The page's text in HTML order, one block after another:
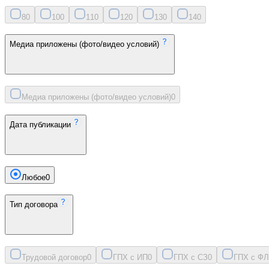
80 100 11 0 120 130 140
Медиа приложены (фото/видео условий)
Медиа приложены (фото/видео условий)0
Дата публикации
Любое0
Тип договора
Трудовой договор0 ГПХ с ИП0 ГПХ с СЗ0 ГПХ с ФЛ